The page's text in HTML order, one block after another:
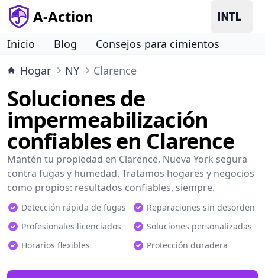
A-Action
Inicio Blog
Consejos para cimientos
Hogar
NY Clarence
Soluciones de
impermeabilización
confiables en Clarence
Mantén tu propiedad en Clarence, Nueva York segura
contra fugas y humedad. Tratamos hogares y negocios
como propios: resultados confiables, siempre.
Detección rápida de fugas
Reparaciones sin desorden
Profesionales licenciados
Soluciones personalizadas
Horarios flexibles
Protección duradera